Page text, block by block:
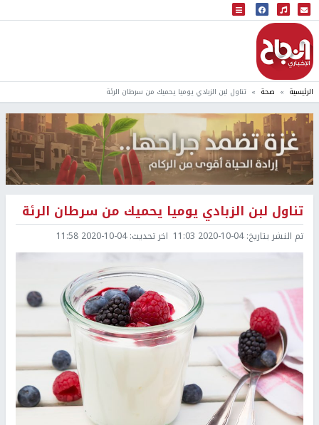
البث المباشر
إذاعة النجاح
الرئيسية صحة تناول لبن الزبادي يوميا يحميك من سرطان الرئة
تناول لبن الزبادي يوميا يحميك من سرطان الرئة
تم النشر بتاريخ:2020-10-04 11:03 اخر تحديث:2020-10-04 11:58